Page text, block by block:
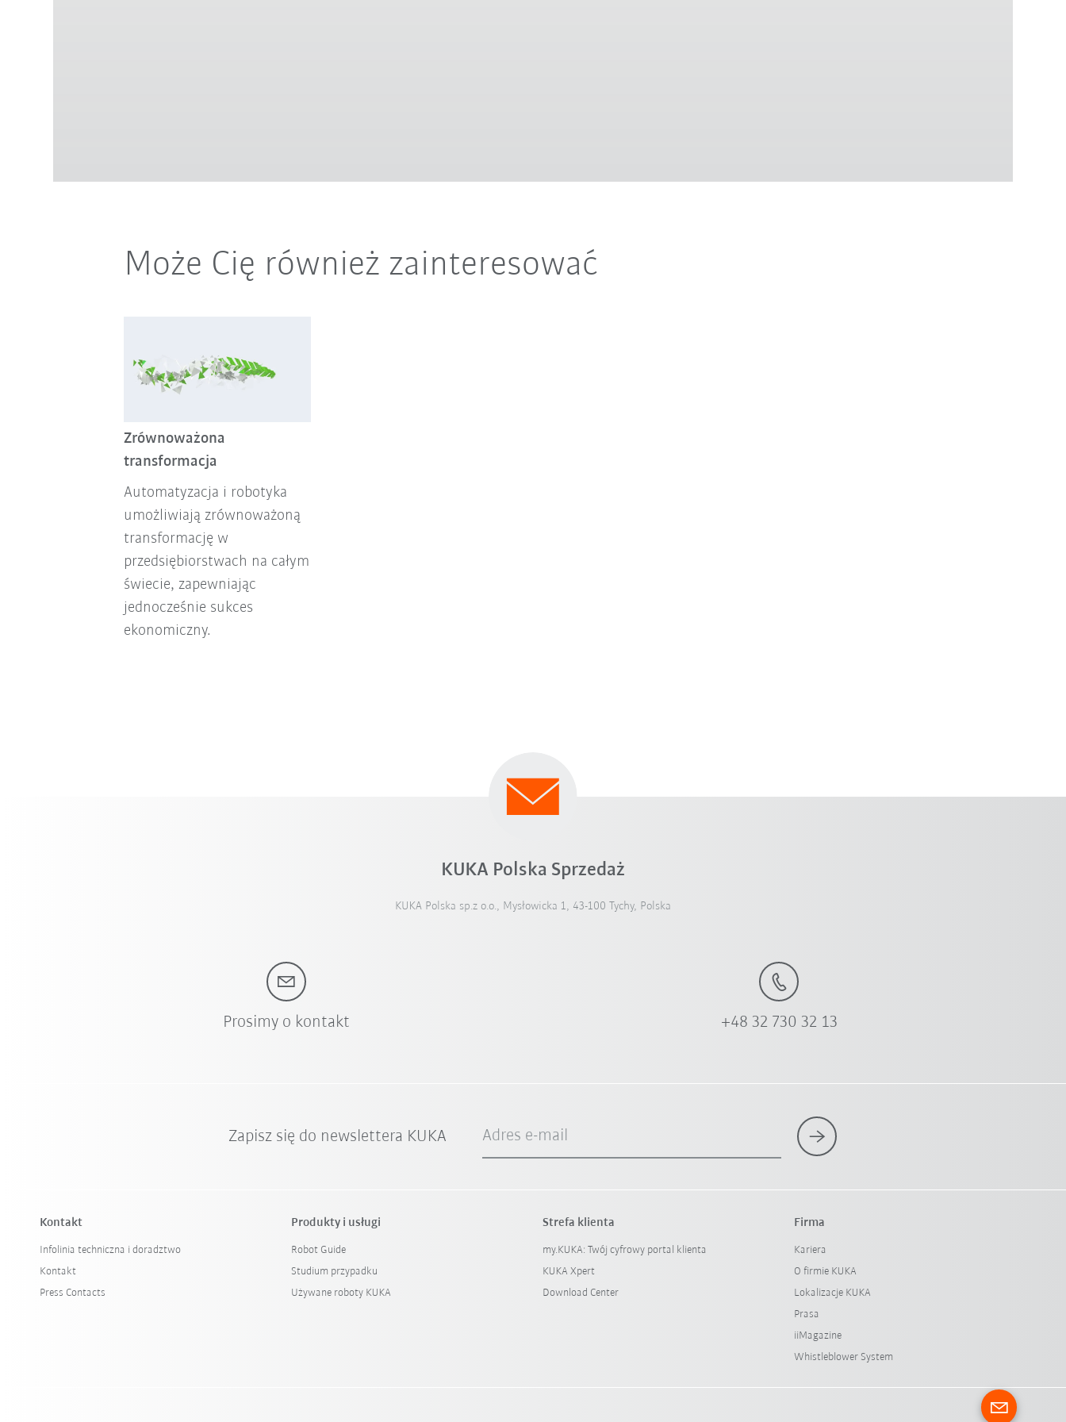
Może Cię również zainteresować
Zrównoważona
transformacja
Automatyzacja i robotyka
umożliwiają zrównoważoną
transformację w
przedsiębiorstwach na całym
świecie, zapewniając
jednocześnie sukces
ekonomiczny.
KUKA Polska Sprzedaż
KUKA Polska sp.z o.o., Mysłowicka 1, 43-100 Tychy, Polska
Prosimy o kontakt +48 32 730 32 13
Zapisz się do newslettera KUKA Adres e-mail
Kontakt
Infolinia techniczna i doradztwo
Kontakt
Press Contacts
Produkty i usługi
Robot Guide
Studium przypadku
Używane roboty KUKA
Strefa klienta
my.KUKA: Twój cyfrowy portal klienta
KUKA Xpert
Download Center
Firma
Kariera
O firmie KUKA
Lokalizacje KUKA
Prasa
iiMagazine
Whistleblower System